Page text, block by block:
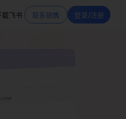
载飞书 联系销售 登录/注册